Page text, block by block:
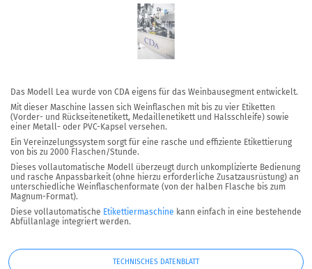
Das Modell Lea wurde von CDA eigens für das Weinbausegment entwickelt.
Mit dieser Maschine lassen sich Weinflaschen mit bis zu vier Etiketten
(Vorder- und Rückseitenetikett, Medaillenetikett und Halsschleife) sowie
einer Metall- oder PVC-Kapsel versehen.
Ein Vereinzelungssystem sorgt für eine rasche und effiziente Etikettierung
von bis zu 2000 Flaschen/Stunde.
Dieses vollautomatische Modell überzeugt durch unkomplizierte Bedienung
und rasche Anpassbarkeit (ohne hierzu erforderliche Zusatzausrüstung) an
unterschiedliche Weinflaschenformate (von der halben Flasche bis zum
Magnum-Format).
Diese vollautomatische Etikettiermaschine kann einfach in eine bestehende
Abfüllanlage integriert werden.
TECHNISCHES DATENBLATT